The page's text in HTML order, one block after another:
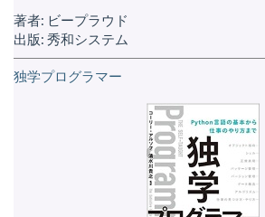
著者: ビープラウド
出版: 秀和システム
独学プログラマー